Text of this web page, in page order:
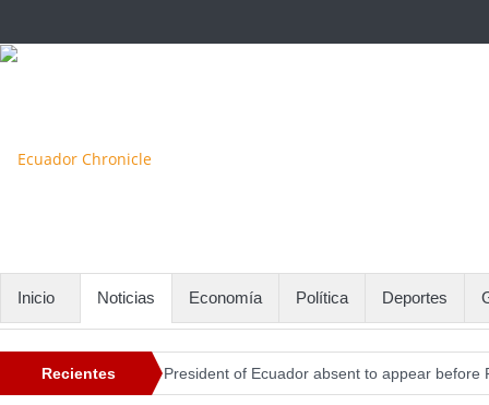
Inicio Noticias Economía Política Deportes
Recientes President of Ecuador absent to appear before